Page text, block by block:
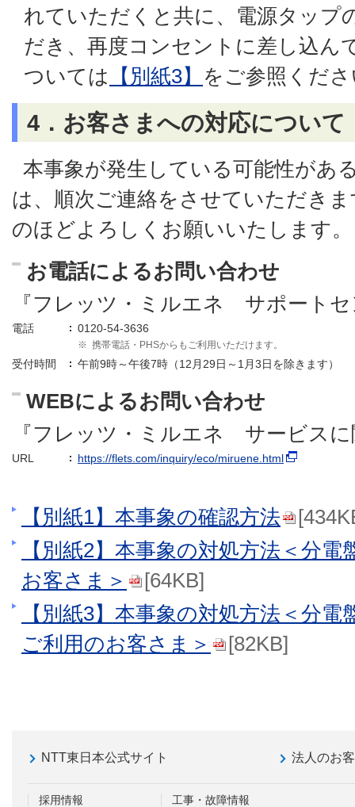
れていただくと共に、電源タップ
だき、再度コンセントに差し込ん
ついては
【別紙3】 をご参照くだ
4．お客さまへの対応について
本事象が発生している可能性があ
は、順次ご連絡をさせていただき
のほどよろしくお願いいたします。
お電話によるお問い合わせ
『フレッツ・ミルエネ サポート
電話 0120-54-3636
※ 携帯電話・PHSからもご利用いただけます。
受付時間 午前9時～午後7時（12月29日～1月3日を除きます）
WEBによるお問い合わせ
『フレッツ・ミルエネ サービス
URL https://flets.com/inquiry/eco/miruene.html
【別紙1】本事象の確認方法
【別紙2】本事象の対処方法＜分
お客さま＞
[64KB]
【別紙3】本事象の対処方法＜分
ご利用のお客さま＞
[82KB]
NTT東日本公式サイト 法人のお
採用情報
工事・故障情報